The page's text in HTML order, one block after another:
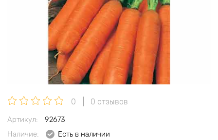
0 0 отзывов
Артикул:
92673
Наличие:
Есть в наличии